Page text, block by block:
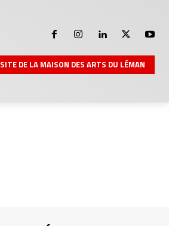
SITE DE LA MAISON DES ARTS DU LÉMAN